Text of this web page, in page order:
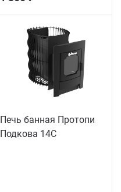
Печь банная Протопи
Подкова 14С